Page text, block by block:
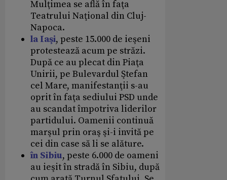
Mulţimea se află în faţa
Teatrului Naţional din Cluj-
Napoca.
la Iaşi, peste 15.000 de ieşeni
protestează acum pe străzi.
După ce au plecat din Piaţa
Unirii, pe Bulevardul Ştefan
cel Mare, manifestanţii s-au
oprit în faţa sediului PSD unde
au scandat împotriva liderilor
partidului. Oamenii continuă
marşul prin oraş şi-i invită pe
cei din case să li se alăture.
în Sibiu, peste 6.000 de oameni
au ieşit în stradă în Sibiu, după